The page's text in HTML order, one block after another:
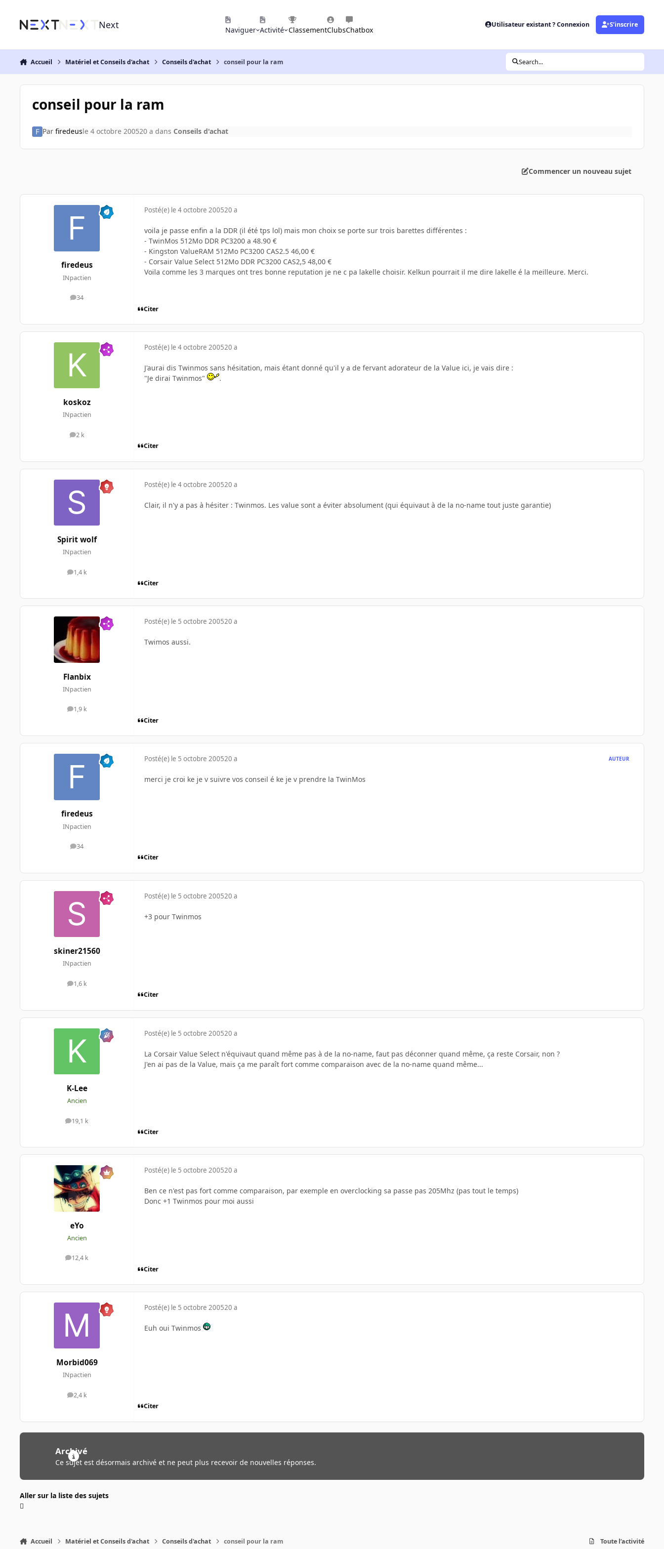
Next Naviguer Activité ClassementClubsChatbox
Utilisateur existant ? Connexion S’inscrire
Accueil Matériel et Conseils d'achat Conseils d'achat conseil pour la ram Search...
conseil pour la ram
Par firedeusle 4 octobre 200520 a dans Conseils d'achat
Commencer un nouveau sujet
firedeus
INpactien
34
messages
Posté(e) le 4 octobre 200520 a
voila je passe enfin a la DDR (il été tps lol) mais mon choix se porte sur trois barettes différentes :
- TwinMos 512Mo DDR PC3200 a 48.90 €
- Kingston ValueRAM 512Mo PC3200 CAS2.5 46,00 €
- Corsair Value Select 512Mo DDR PC3200 CAS2,5 48,00 €
Voila comme les 3 marques ont tres bonne reputation je ne c pa lakelle choisir. Kelkun pourrait il me dire lakelle é la meilleure. Merci.
Citer
koskoz
INpactien
2 k
messages
Posté(e) le 4 octobre 200520 a
J'aurai dis Twinmos sans hésitation, mais étant donné qu'il y a de fervant adorateur de la Value ici, je vais dire :
"Je dirai Twinmos"
.
Citer
Spirit wolf
INpactien
1,4 k
messages
Posté(e) le 4 octobre 200520 a
Clair, il n'y a pas à hésiter : Twinmos. Les value sont a éviter absolument (qui équivaut à de la no-name tout juste garantie)
Citer
Flanbix
INpactien
1,9 k
messages
Posté(e) le 5 octobre 200520 a
Twimos aussi.
Citer
firedeus
INpactien
34
messages
Posté(e) le 5 octobre 200520 a AUTEUR
merci je croi ke je v suivre vos conseil é ke je v prendre la TwinMos
Citer
skiner21560
INpactien
1,6 k
messages
Posté(e) le 5 octobre 200520 a
+3 pour Twinmos
Citer
K-Lee
Ancien
19,1 k
messages
Posté(e) le 5 octobre 200520 a
La Corsair Value Select n'équivaut quand même pas à de la no-name, faut pas déconner quand même, ça reste Corsair, non ?
J'en ai pas de la Value, mais ça me paraît fort comme comparaison avec de la no-name quand même...
Citer
eYo
Ancien
12,4 k
messages
Posté(e) le 5 octobre 200520 a
Ben ce n'est pas fort comme comparaison, par exemple en overclocking sa passe pas 205Mhz (pas tout le temps)
Donc +1 Twinmos pour moi aussi
Citer
Morbid069
INpactien
2,4 k
messages
Posté(e) le 5 octobre 200520 a
Euh oui Twinmos
Citer
Archivé
Ce sujet est désormais archivé et ne peut plus recevoir de nouvelles réponses.
Aller sur la liste des sujets
Accueil Matériel et Conseils d'achat Conseils d'achat conseil pour la ram Toute l’activité